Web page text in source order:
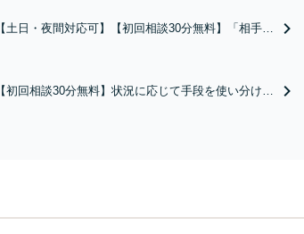
【土日・夜間対応可】【初回相談30分無料】「相手方
金額アップ／減額交渉も対応可」【完全個室対応】
【初回相談30分無料】状況に応じて手段を使い分け、